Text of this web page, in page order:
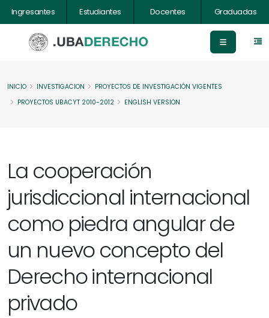
Ingresantes Estudiantes Docentes Graduadas
INICIO INVESTIGACION
PROYECTOS DE INVESTIGACIÓN VIGENTES
PROYECTOS UBACYT 2010-2012
ENGLISH VERSION
La cooperación
jurisdiccional internacional
como piedra angular de
un nuevo concepto del
Derecho internacional
privado